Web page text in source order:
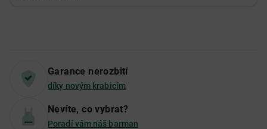
Garance nerozbití
díky novým krabicím
Nevíte, co vybrat?
Poradí vám náš barman